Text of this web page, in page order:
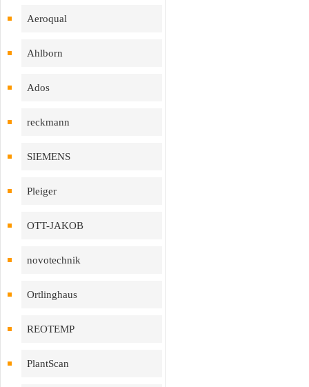
Aeroqual
Ahlborn
Ados
reckmann
SIEMENS
Pleiger
OTT-JAKOB
novotechnik
Ortlinghaus
REOTEMP
PlantScan